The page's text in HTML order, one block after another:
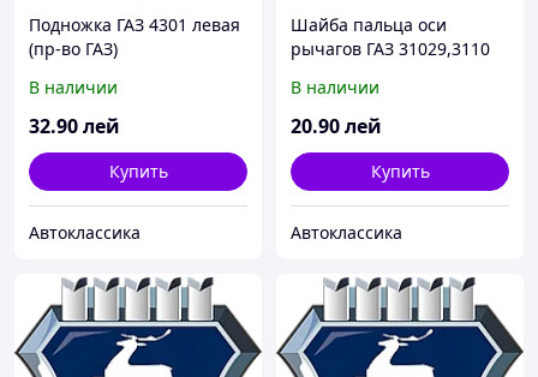
Подножка ГАЗ 4301 левая
(пр-во ГАЗ)
В наличии
32.90лей
Купить
Автоклассика
Шайба пальца оси
рычагов ГАЗ 31029,3110
во ГАЗ)
В наличии
20.90лей
Купить
Автоклассика